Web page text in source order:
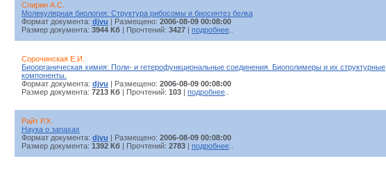
Спирин А.С.
Молекулярная биология: Структура рибосомы и биосинтез белка
Формат документа: djvu | Размещено: 2006-08-09 00:08:00
Размер документа: 3944 Кб | Прочтений: 3427 подробнее
Сорочинская Е.И.
Биоорганическая химия: Поли- и гетерофункциональные соединения. Биополимеры и их структурные
компоненты.
Формат документа: djvu | Размещено: 2006-08-09 00:08:00
Размер документа: 7213 Кб | Прочтений: 103 подробнее
Райт Р.Х.
Наука о запахах
Формат документа: djvu | Размещено: 2006-08-09 00:08:00
Размер документа: 1392 Кб | Прочтений: 2783 подробнее